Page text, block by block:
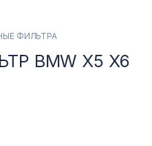
ФИЛЬТРА
BMW X5 X6